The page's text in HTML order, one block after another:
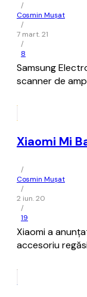
/
Cosmin Mușat
/
7 mart. 21
/
8
Samsung
scanner de
Xiaomi Mi
/
Cosmin Mușat
/
2 iun. 20
/
19
Xiaomi a
accesoriu